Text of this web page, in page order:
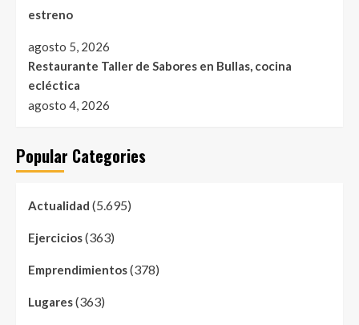
estreno
agosto 5, 2026
Restaurante Taller de Sabores en Bullas, cocina
ecléctica
agosto 4, 2026
Popular Categories
Actualidad (5.695)
Ejercicios(363)
Emprendimientos(378)
Lugares(363)